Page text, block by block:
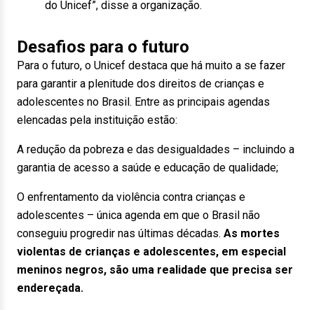
do Unicef”, disse a organização.
Desafios para o futuro
Para o futuro, o Unicef destaca que há muito a se fazer
para garantir a plenitude dos direitos de crianças e
adolescentes no Brasil. Entre as principais agendas
elencadas pela instituição estão:
A redução da pobreza e das desigualdades – incluindo a
garantia de acesso a saúde e educação de qualidade;
O enfrentamento da violência contra crianças e
adolescentes – única agenda em que o Brasil não
conseguiu progredir nas últimas décadas. As mortes
violentas de crianças e adolescentes, em especial
meninos negros, são uma realidade que precisa ser
endereçada.